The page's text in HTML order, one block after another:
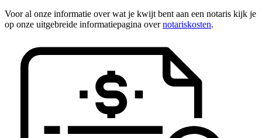
Voor al onze informatie over wat je kwijt bent aan een notaris kijk je
op onze uitgebreide informatiepagina overnotariskosten.